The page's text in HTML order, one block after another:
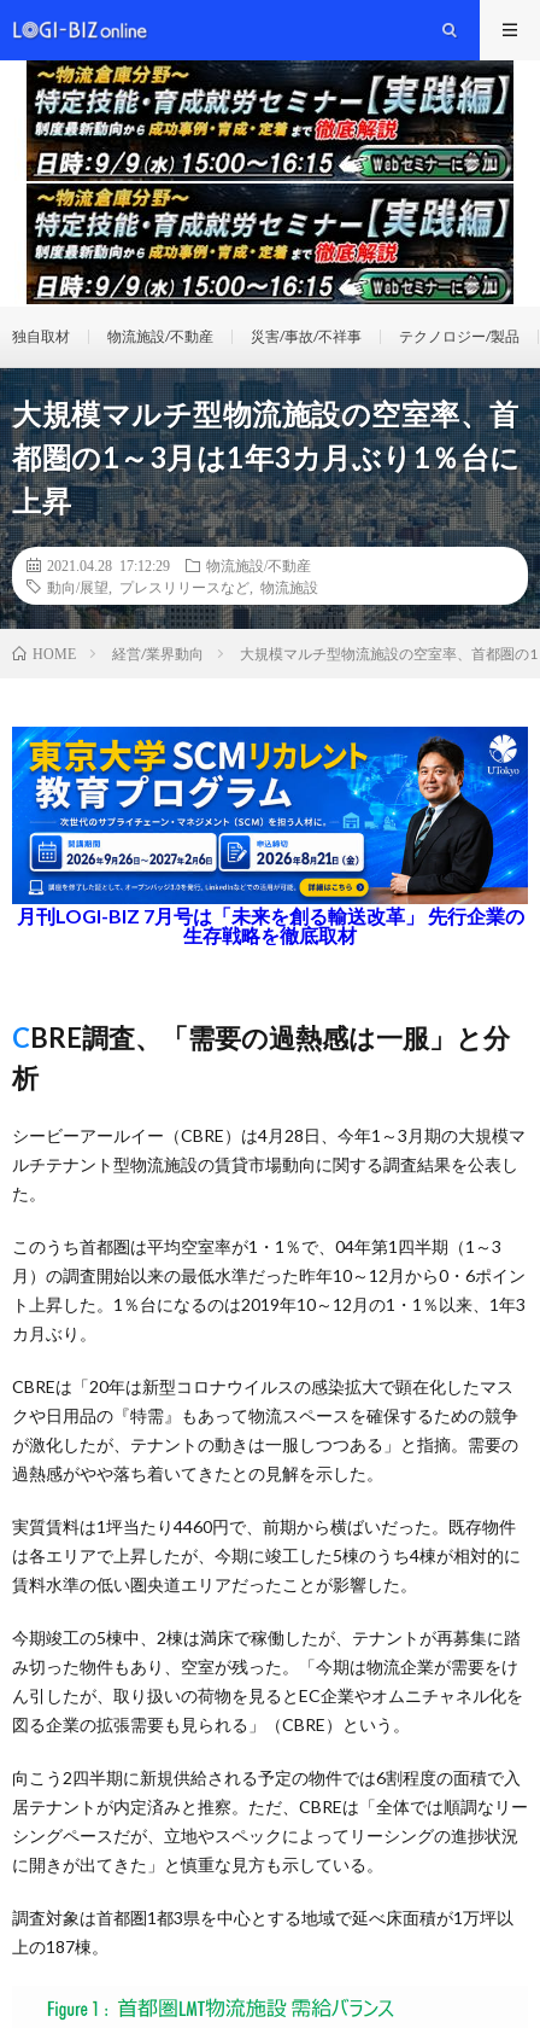
独自取材 物流施設/不動産 災害/事故/不祥事 テクノロジー/製品
大規模マルチ型物流施設の空室率、首
都圏の1～3月は1年3カ月ぶり1％台に
上昇
2021.04.28 17:12:29
物流施設/不動産
動向/展望
プレスリリースなど 物流施設
HOME 経営/業界動向 大規模マルチ型物流施設の空室率、首都圏の
月刊LOGI-BIZ 7月号は「未来を創る輸送改革」 先行企業の
生存戦略を徹底取材
CBRE調査、「需要の過熱感は一服」と分
析
シービーアールイー（CBRE）は4月28日、今年1～3月期の大規模マ
ルチテナント型物流施設の賃貸市場動向に関する調査結果を公表し
た。
このうち首都圏は平均空室率が1・1％で、04年第1四半期（1～3
月）の調査開始以来の最低水準だった昨年10～12月から0・6ポイン
ト上昇した。1％台になるのは2019年10～12月の1・1％以来、1年3
カ月ぶり。
CBREは「20年は新型コロナウイルスの感染拡大で顕在化したマス
クや日用品の『特需』もあって物流スペースを確保するための競争
が激化したが、テナントの動きは一服しつつある」と指摘。需要の
過熱感がやや落ち着いてきたとの見解を示した。
実質賃料は1坪当たり4460円で、前期から横ばいだった。既存物件
は各エリアで上昇したが、今期に竣工した5棟のうち4棟が相対的に
賃料水準の低い圏央道エリアだったことが影響した。
今期竣工の5棟中、2棟は満床で稼働したが、テナントが再募集に踏
み切った物件もあり、空室が残った。「今期は物流企業が需要をけ
ん引したが、取り扱いの荷物を見るとEC企業やオムニチャネル化を
図る企業の拡張需要も見られる」（CBRE）という。
向こう2四半期に新規供給される予定の物件では6割程度の面積で入
居テナントが内定済みと推察。ただ、CBREは「全体では順調なリー
シングペースだが、立地やスペックによってリーシングの進捗状況
に開きが出てきた」と慎重な見方も示している。
調査対象は首都圏1都3県を中心とする地域で延べ床面積が1万坪以
上の187棟。